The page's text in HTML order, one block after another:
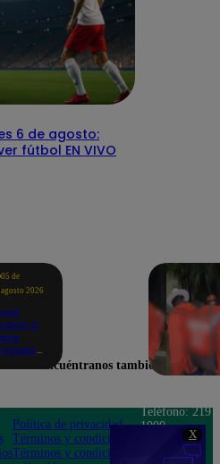
X
6 de agosto:
fútbol EN VIVO
05 de
agosto 2026
a
Encuéntranos también en
Política de privacidad
Términos y condiciones
Términos y condiciones
Teléfono: 219
1000
Felipe 968